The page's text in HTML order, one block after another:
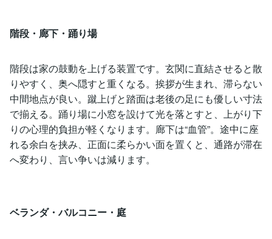
階段・廊下・踊り場
階段は家の鼓動を上げる装置です。玄関に直結させると散
りやすく、奥へ隠すと重くなる。挨拶が生まれ、滞らない
中間地点が良い。蹴上げと踏面は老後の足にも優しい寸法
で揃える。踊り場に小窓を設けて光を落とすと、上がり下
りの心理的負担が軽くなります。廊下は“血管”。途中に座
れる余白を挟み、正面に柔らかい面を置くと、通路が滞在
へ変わり、言い争いは減ります。
ベランダ・バルコニー・庭